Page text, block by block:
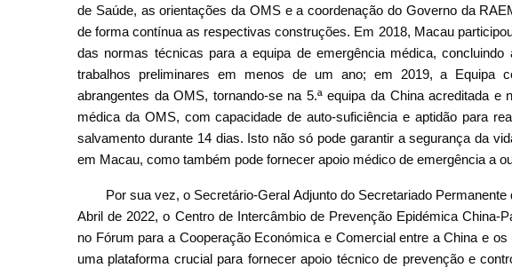
de Saúde, as orientações da OMS e a coordenação do Governo da
de forma contínua as respectivas construções. Em 2018, Macau
das normas técnicas para a equipa de emergência médica,
trabalhos preliminares em menos de um ano; em 2019, a Equipa
abrangentes da OMS, tornando-se na 5.ª equipa da China acreditada e
médica da OMS, com capacidade de auto-suficiência e aptidão para
salvamento durante 14 dias. Isto não só pode garantir a segurança da
em Macau, como também pode fornecer apoio médico de emergência a
Por sua vez, o Secretário-Geral Adjunto do Secretariado
Abril de 2022, o Centro de Intercâmbio de Prevenção Epidémica China-
no Fórum para a Cooperação Económica e Comercial entre a China e
uma plataforma crucial para fornecer apoio técnico de prevenção e